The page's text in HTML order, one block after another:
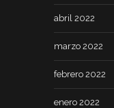
abril 2022
marzo 2022
febrero 2022
enero 2022